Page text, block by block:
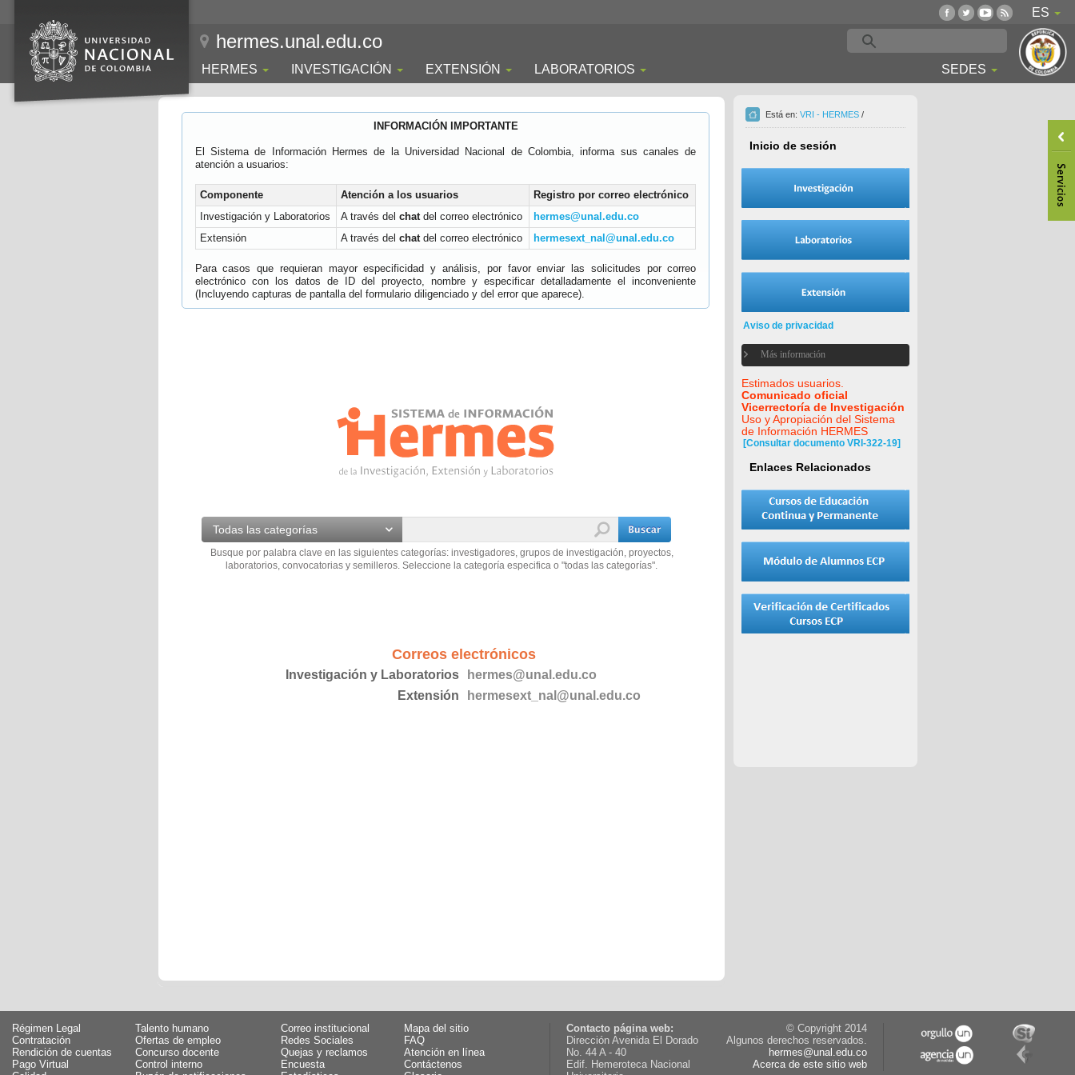
ES
hermes.unal.edu.co
HERMES INVESTIGACIÓN EXTENSIÓN LABORATORIOS SEDES
INFORMACIÓN IMPORTANTE
El Sistema de Información Hermes de la Universidad Nacional de Colombia, informa sus canales de
atención a usuarios:
Componente Atención a los usuarios
Registro por correo electrónico
Investigación y Laboratorios
A través del chatdel correo electrónico
hermes@unal.edu.co
Extensión
A través del chatdel correo electrónico hermesext_nal@unal.edu.co
Para casos que requieran mayor especificidad y análisis, por favor enviar las solicitudes por correo
electrónico con los datos de ID del proyecto, nombre y especificar detalladamente el inconveniente
(Incluyendo capturas de pantalla del formulario diligenciado y del error que aparece).
Todas las categorías
Busque por palabra clave en las siguientes categorías: investigadores, grupos de investigación, proyectos,
laboratorios, convocatorias y semilleros. Seleccione la categoría especifica o "todas las categorías".
Correos electrónicos
Investigación y Laboratorios
hermes@unal.edu.co
Extensión
hermesext_nal@unal.edu.co
Está en: VRI - HERMES /
Inicio de sesión
Aviso de privacidad
Más información
Estimados usuarios.
Comunicado oficial
Vicerrectoría de Investigación
Uso y Apropiación del Sistema
de Información HERMES
[Consultar documento VRI-322-19]
Enlaces Relacionados
Régimen Legal
Talento humano
Contratación
Ofertas de empleo
Rendición de cuentas
Concurso docente
Pago Virtual
Control interno
Correo institucional
Mapa del sitio
Redes Sociales
FAQ
Quejas y reclamos
Atención en línea
Encuesta
Contáctenos
Contacto página web:
Dirección Avenida El Dorado
No. 44 A - 40
Edif. Hemeroteca Nacional
© Copyright 2014
Algunos derechos reservados.
hermes@unal.edu.co
Acerca de este sitio web